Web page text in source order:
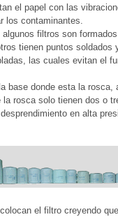
el papel con las
los contaminantes.
algunos filtros son
tienen puntos soldados
las cuales evitan el
base donde esta la rosca,
la rosca solo tienen dos o
en alta
el filtro creyendo